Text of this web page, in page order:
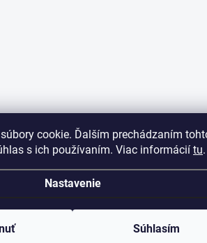
cookie. Ďalším prechádzaním
s ich používaním. Viac informácií tu.
Nastavenie
Súhlasím